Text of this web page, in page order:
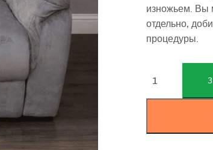
изножьем. Вы
отдельно,
процедуры.